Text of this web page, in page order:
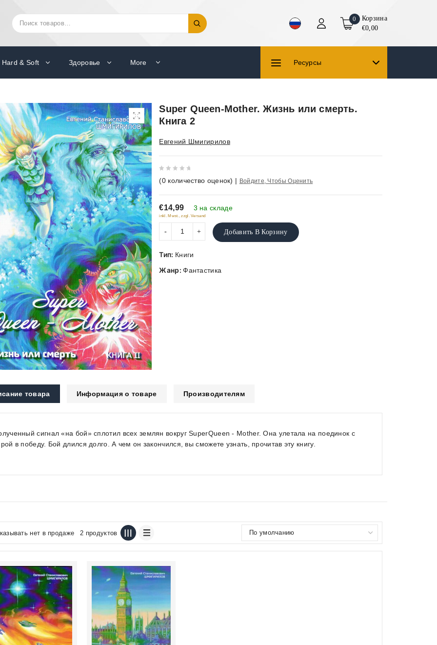
Искать: 0
Корзина
€0,00
Hard & Soft Здоровье More Ресурсы
Super Queen-Mother. Жизнь или смерть.
Книга 2
Евгений Шмигирилов
out
of
5
(0 количество оценок) | Войдите, Чтобы Оценить
€14,99 3 на складе
inkl. Mwst., zzgl. Versand
Добавить В Корзину
Тип: Книги
Жанр:Фантастика
товара Информация о товаре Производителям
сигнал «на бой» сплотил всех землян вокруг SuperQueen - Mother. Она улетала на поединок с
в победу. Бой длился долго. А чем он закончился, вы сможете узнать, прочитав эту книгу.
нет в продаже 2 продуктов